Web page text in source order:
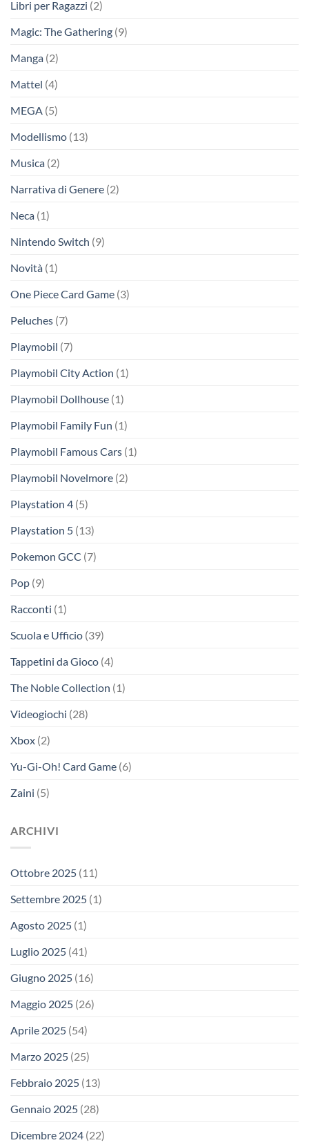
Libri per Ragazzi (2)
Magic: The Gathering (9)
Manga (2)
Mattel (4)
MEGA (5)
Modellismo (13)
Musica (2)
Narrativa di Genere (2)
Neca (1)
Nintendo Switch (9)
Novità (1)
One Piece Card Game (3)
Peluches (7)
Playmobil (7)
Playmobil City Action (1)
Playmobil Dollhouse (1)
Playmobil Family Fun (1)
Playmobil Famous Cars (1)
Playmobil Novelmore (2)
Playstation 4 (5)
Playstation 5 (13)
Pokemon GCC (7)
Pop (9)
Racconti (1)
Scuola e Ufficio (39)
Tappetini da Gioco (4)
The Noble Collection (1)
Videogiochi (28)
Xbox (2)
Yu-Gi-Oh! Card Game (6)
Zaini (5)
ARCHIVI
Ottobre 2025 (11)
Settembre 2025 (1)
Agosto 2025 (1)
Luglio 2025 (41)
Giugno 2025 (16)
Maggio 2025 (26)
Aprile 2025 (54)
Marzo 2025 (25)
Febbraio 2025 (13)
Gennaio 2025 (28)
Dicembre 2024 (22)